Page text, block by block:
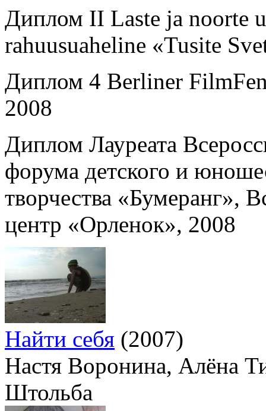
Диплом II Laste ja noorte
rahuusuaheline «Tusite
Диплом 4 Berliner
2008
Диплом Лауреата
форума детского и
творчества «Бумеранг»,
центр «Орленок», 2008
Найти себя (2007)
Настя Воронина, Алёна
Штольба